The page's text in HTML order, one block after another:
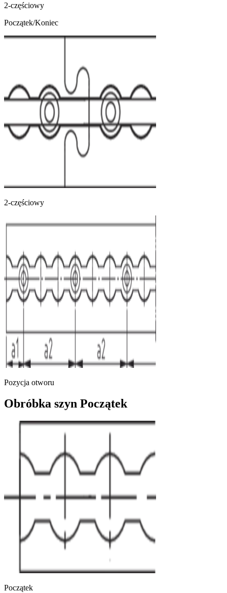
2-częściowy
Początek/Koniec
2-częściowy
Pozycja otworu
Obróbka szyn Początek
Początek